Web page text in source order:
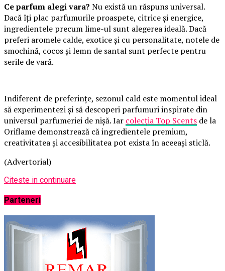
Ce parfum alegi vara? Nu există un răspuns universal.
Dacă îți plac parfumurile proaspete, citrice și energice,
ingredientele precum lime-ul sunt alegerea ideală. Dacă
preferi aromele calde, exotice și cu personalitate, notele de
smochină, cocos și lemn de santal sunt perfecte pentru
serile de vară.
Indiferent de preferințe, sezonul cald este momentul ideal
să experimentezi și să descoperi parfumuri inspirate din
universul parfumeriei de nișă. Iar colecția Top Scents de la
Oriflame demonstrează că ingredientele premium,
creativitatea și accesibilitatea pot exista în aceeași sticlă.
(Advertorial)
Citeste in continuare
Parteneri